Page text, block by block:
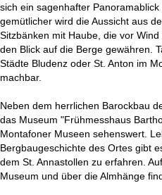
t
e
sich ein sagenhafter
gemütlicher wird die Aussicht aus
Sitzbänken mit Haube, die vor
den Blick auf die Berge gewähren.
Städte Bludenz oder St. Anton im
machbar.
Neben dem herrlichen Barockbau
das Museum "Frühmesshaus
Montafoner Museen sehenswert.
Bergbaugeschichte des Ortes gibt
dem St. Annastollen zu erfahren.
Museum und über die Almhänge